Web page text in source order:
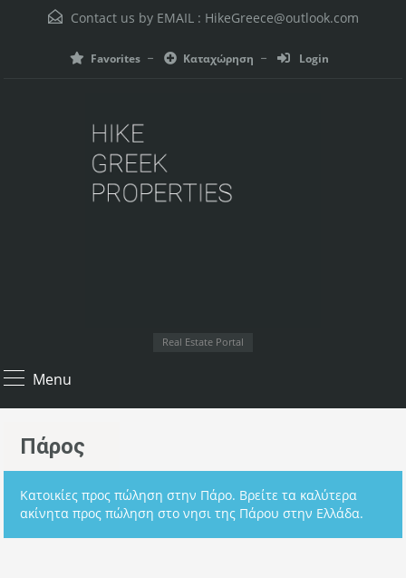
Contact us by EMAIL : HikeGreece@outlook.com
Favorites Καταχώρηση Login
Real Estate Portal
Menu
Πάρος
Κατοικίες προς πώληση στην Πάρο. Βρείτε τα καλύτερα
ακίνητα προς πώληση στο νησι της Πάρου στην Ελλάδα.